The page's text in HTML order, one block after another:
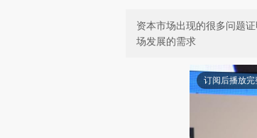
资本市场出现的很多问题
场发展的需求
订阅后播放完